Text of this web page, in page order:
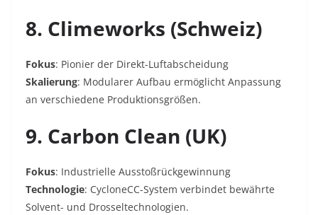
8. Climeworks (Schweiz)
Fokus: Pionier der Direkt-Luftabscheidung
Skalierung: Modularer Aufbau ermöglicht Anpassung
an verschiedene Produktionsgrößen.
9. Carbon Clean (UK)
Fokus: Industrielle Ausstoßrückgewinnung
Technologie: CycloneCC-System verbindet bewährte
Solvent- und Drosseltechnologien.